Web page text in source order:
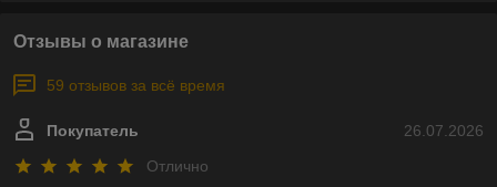
Отзывы о магазине
59 отзывов за всё время
26.07.2026
Покупатель
Отлично